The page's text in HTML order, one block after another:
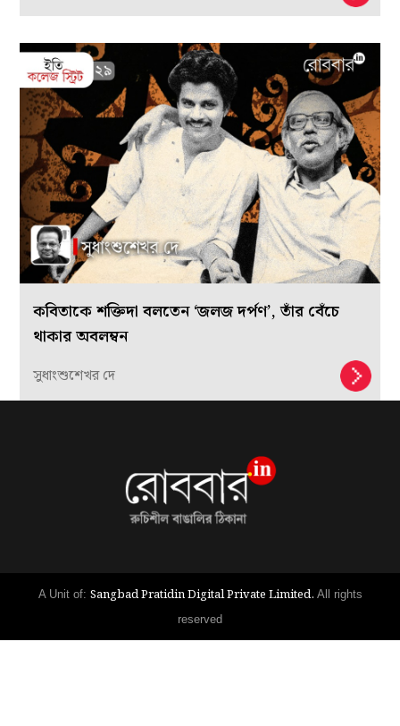
কবিতাকে শক্তিদা বলতেন ‘জলজ দর্পণ’, তাঁর বেঁচে
থাকার অবলম্বন
সুধাংশুশেখর দে
A Unit of: Sangbad Pratidin Digital Private Limited. All rights
reserved